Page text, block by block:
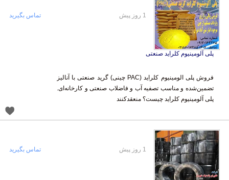
پلی آلومینیوم کلراید صنعتی
فروش پلی الومینیوم کلراید (PAC چینی) گرید صنعتی با آنالیز
تضمین‌شده و مناسب تصفیه آب و فاضلاب صنعتی و کارخانه‌ای.
پلی آلومینیوم کلراید چیست؟ منعقدکنند
1 روز پیش تماس بگیرید
1 روز پیش تماس بگیرید